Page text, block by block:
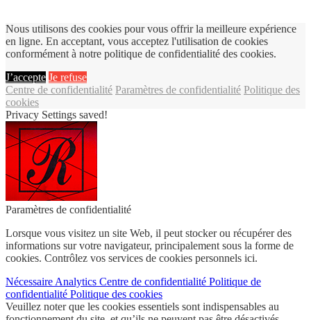
Nous utilisons des cookies pour vous offrir la meilleure expérience
en ligne. En acceptant, vous acceptez l'utilisation de cookies
conformément à notre politique de confidentialité des cookies.
J’accepte Je refuse
Centre de confidentialité Paramètres de confidentialité Politique des
cookies
Privacy Settings saved!
Paramètres de confidentialité
Lorsque vous visitez un site Web, il peut stocker ou récupérer des
informations sur votre navigateur, principalement sous la forme de
cookies. Contrôlez vos services de cookies personnels ici.
Nécessaire Analytics Centre de confidentialité Politique de
confidentialité Politique des cookies
Veuillez noter que les cookies essentiels sont indispensables au